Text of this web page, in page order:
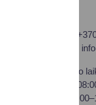
Tel.:
Darbo
I–IV
V